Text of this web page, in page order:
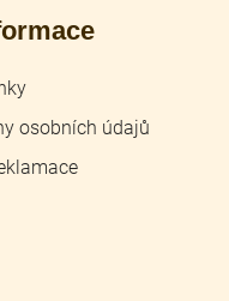
osobních údajů